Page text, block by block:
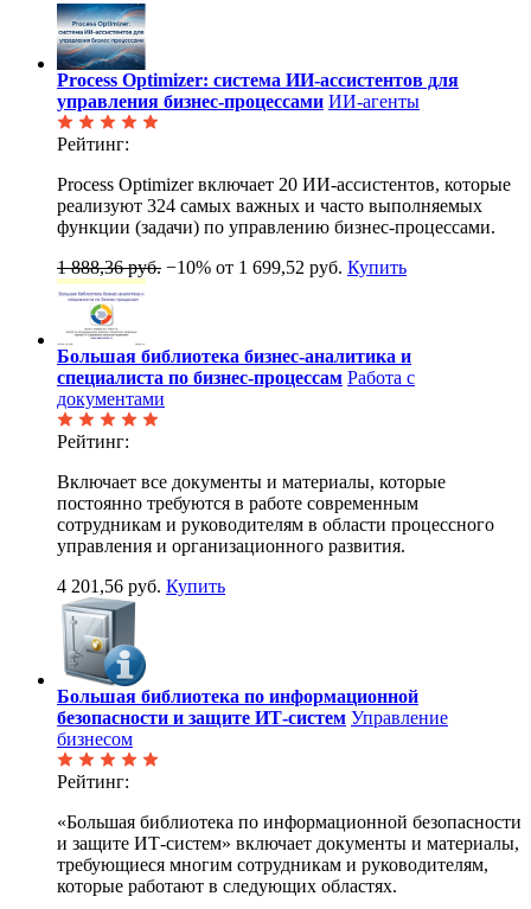
Process Optimizer: система ИИ-ассистентов для
управления бизнес-процессами ИИ-агенты
Рейтинг:
Process Optimizer включает 20 ИИ-ассистентов, которые
реализуют 324 самых важных и часто выполняемых
функции (задачи) по управлению бизнес-процессами.
1 888,36 руб. −10% от 1 699,52 руб. Купить
Большая библиотека бизнес-аналитика и
специалиста по бизнес-процессам Работа с
документами
Рейтинг:
Включает все документы и материалы, которые
постоянно требуются в работе современным
сотрудникам и руководителям в области процессного
управления и организационного развития.
4 201,56 руб. Купить
Большая библиотека по информационной
безопасности и защите ИТ-систем Управление
бизнесом
Рейтинг:
«Большая библиотека по информационной безопасности
и защите ИТ-систем» включает документы и материалы,
требующиеся многим сотрудникам и руководителям,
которые работают в следующих областях.